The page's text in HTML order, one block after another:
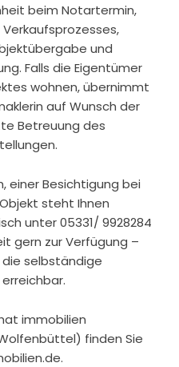
beim Notartermin,
und
Falls die Eigentümer
wohnen, übernimmt
auf Wunsch der
Betreuung des
einer Besichtigung bei
steht Ihnen
unter 05331/ 9928284
gern zur Verfügung –
selbständige
immobilien
finden Sie
.